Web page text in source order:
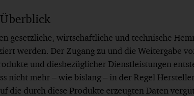
gesetzliche, wirtschaftliche und technische
werden. Der Zugang zu und die Weitergabe
und diesbezüglicher Dienstleistungen
nicht mehr – wie bislang – in der Regel
die durch diese Produkte erzeugten Daten